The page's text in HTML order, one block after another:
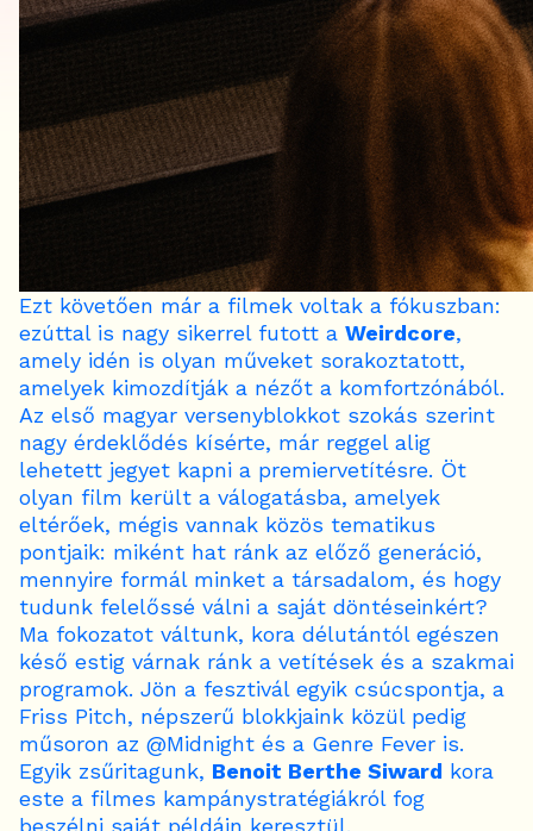
Ezt követően már a filmek voltak a fókuszban:
ezúttal is nagy sikerrel futott a Weirdcore,
amely idén is olyan műveket sorakoztatott,
amelyek kimozdítják a nézőt a komfortzónából.
Az első magyar versenyblokkot szokás szerint
nagy érdeklődés kísérte, már reggel alig
lehetett jegyet kapni a premiervetítésre. Öt
olyan film került a válogatásba, amelyek
eltérőek, mégis vannak közös tematikus
pontjaik: miként hat ránk az előző generáció,
mennyire formál minket a társadalom, és hogy
tudunk felelőssé válni a saját döntéseinkért?
Ma fokozatot váltunk, kora délutántól egészen
késő estig várnak ránk a vetítések és a szakmai
programok. Jön a fesztivál egyik csúcspontja, a
Friss Pitch, népszerű blokkjaink közül pedig
műsoron az @Midnight és a Genre Fever is.
Egyik zsűritagunk, Benoit Berthe Siward kora
este a filmes kampánystratégiákról fog
beszélni saját példáin keresztül.